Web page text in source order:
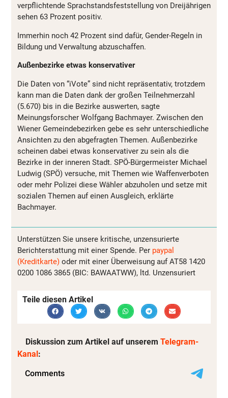
verpflichtende Sprachstandsfeststellung von Dreijährigen
sehen 63 Prozent positiv.
Immerhin noch 42 Prozent sind dafür, Gender-Regeln in
Bildung und Verwaltung abzuschaffen.
Außenbezirke etwas konservativer
Die Daten von “iVote” sind nicht repräsentativ, trotzdem
kann man die Daten dank der großen Teilnehmerzahl
(5.670) bis in die Bezirke auswerten, sagte
Meinungsforscher Wolfgang Bachmayer. Zwischen den
Wiener Gemeindebezirken gebe es sehr unterschiedliche
Ansichten zu den abgefragten Themen. Außenbezirke
scheinen dabei etwas konservativer zu sein als die
Bezirke in der inneren Stadt. SPÖ-Bürgermeister Michael
Ludwig (SPÖ) versuche, mit Themen wie Waffenverboten
oder mehr Polizei diese Wähler abzuholen und setze mit
sozialen Themen auf einen Ausgleich, erklärte
Bachmayer.
Unterstützen Sie unsere kritische, unzensurierte
Berichterstattung mit einer Spende. Per paypal
(Kreditkarte) oder mit einer Überweisung auf AT58 1420
0200 1086 3865 (BIC: BAWAATWW), ltd. Unzensuriert
Teile diesen Artikel
Diskussion zum Artikel auf unserem Telegram-
Kanal :